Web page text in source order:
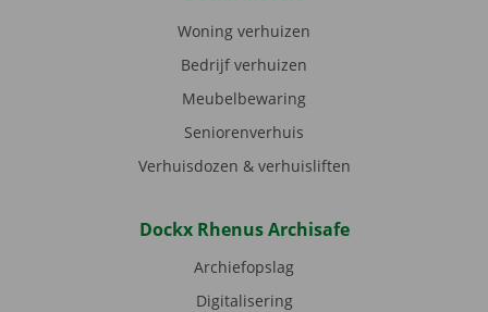
Woning verhuizen
Bedrijf verhuizen
Meubelbewaring
Seniorenverhuis
Verhuisdozen & verhuisliften
Dockx Rhenus Archisafe
Archiefopslag
Digitalisering